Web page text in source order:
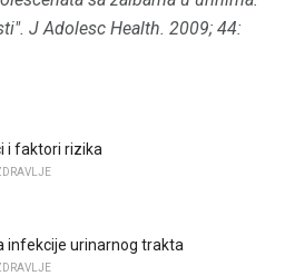
J Adolesc Health. 2009; 44:
i faktori rizika
infekcije urinarnog trakta